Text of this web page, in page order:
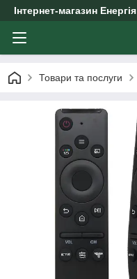
Інтернет-магазин Енергія
Товари та послуги